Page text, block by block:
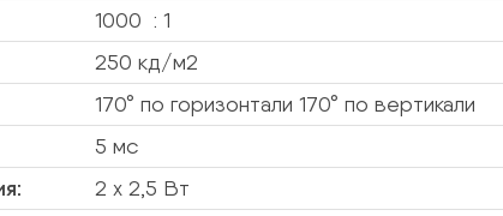
1000 : 1
250 кд/м2
170° по горизонтали 170° по вертикали
5 мс
2 x 2,5 Вт